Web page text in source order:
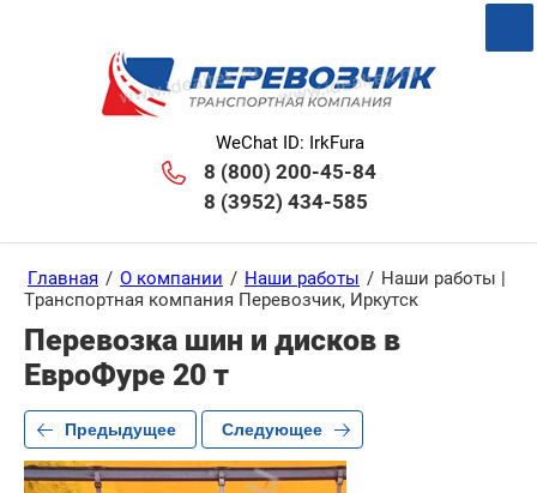
WeChat ID: IrkFura
8 (800) 200-45-84
8 (3952) 434-585
Главная / О компании / Наши работы / Наши работы |
Транспортная компания Перевозчик, Иркутск
Перевозка шин и дисков в
ЕвроФуре 20 т
Предыдущее Следующее